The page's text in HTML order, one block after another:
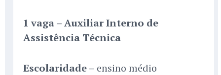
1 vaga – Auxiliar Interno de
Assistência Técnica
Escolaridade – ensino médio